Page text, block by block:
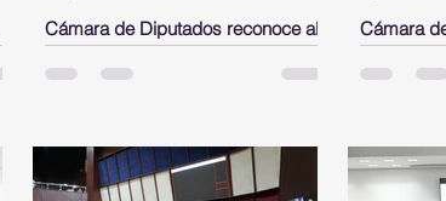
Cámara de Diputados reconoce al
neurocirujano José Antonio
Peguero Calzada y al cantante de
Diputados, en un acto encabezado
por su presidente, Alfredo Pacheco,
entregó este miércoles dos
Cámara
Rubby
DN y a un
Diputados
aprobados